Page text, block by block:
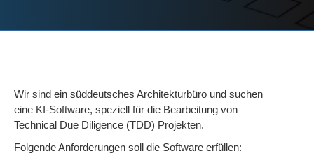
Wir sind ein süddeutsches Architekturbüro und suchen
eine KI-Software, speziell für die Bearbeitung von
Technical Due Diligence (TDD) Projekten.
Folgende Anforderungen soll die Software erfüllen: